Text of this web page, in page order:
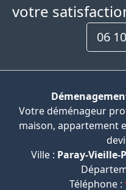
votre
06
Votre déménageur
maison, appartement
Ville : Paray-Vieille-
Téléphone